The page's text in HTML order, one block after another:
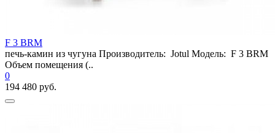
F 3 BRM
печь-камин из чугуна Производитель: Jotul Модель: F 3 BRM
Объем помещения (..
0
194 480 руб.